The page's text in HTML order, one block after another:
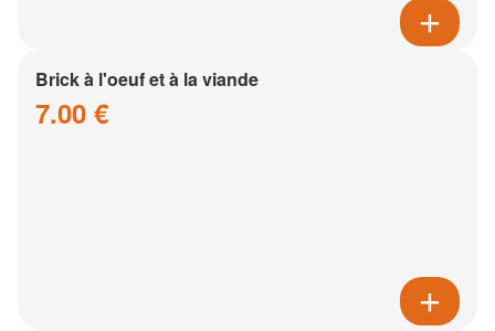
Brick à l'oeuf et à la viande
7.00 €